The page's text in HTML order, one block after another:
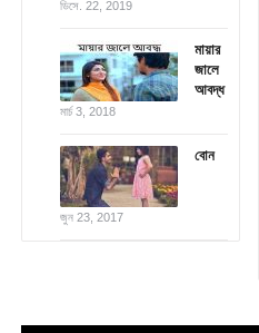
ডিসে. 22, 2019
মায়ার
জালে
আবদ্ধ
মার্চ 3, 2018
বোন
জুন 23, 2017